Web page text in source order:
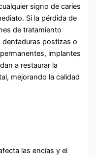
signo de caries
Si la pérdida de
de tratamiento
postizas o
implantes
a restaurar la
mejorando la calidad
las encías y el